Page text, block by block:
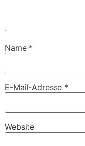
Name *
E-Mail-Adresse *
Website